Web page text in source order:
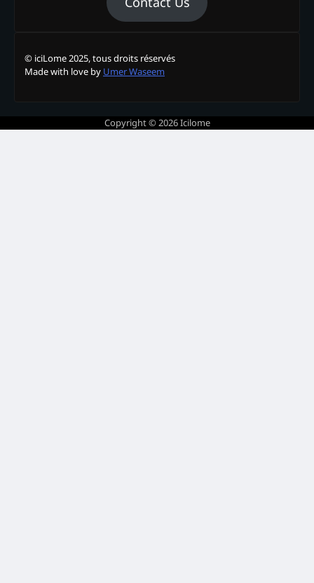
© iciLome 2025, tous droits réservés
Made with love by Umer Waseem
Copyright © 2026Icilome